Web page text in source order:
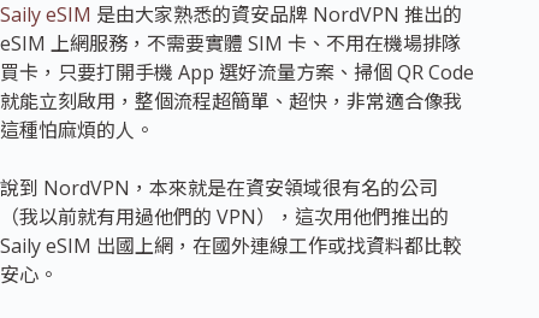
Saily eSIM 是由大家熟悉的資安品牌 NordVPN 推出的
eSIM 上網服務，不需要實體 SIM 卡、不用在機場排隊
買卡，只要打開手機 App 選好流量方案、掃個 QR Code
就能立刻啟用，整個流程超簡單、超快，非常適合像我
這種怕麻煩的人。
說到 NordVPN，本來就是在資安領域很有名的公司
（我以前就有用過他們的 VPN），這次用他們推出的
Saily eSIM 出國上網，在國外連線工作或找資料都比較
安心。